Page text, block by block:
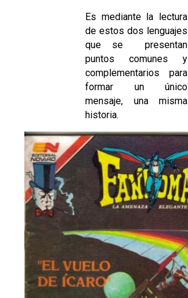
Es mediante la lectura
de estos dos lenguajes
que se presentan
puntos comunes y
complementarios para
formar un único
mensaje, una misma
historia.